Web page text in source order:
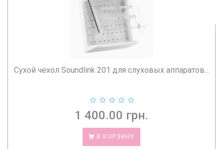
Сухой чехол Soundlink 201 для слуховых аппаратов...
1 400.00 грн.
В КОРЗИНУ